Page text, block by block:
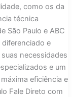
como os da
técnica
São Paulo e ABC
e
necessidades
e um
eficiência e
Fale Direto com